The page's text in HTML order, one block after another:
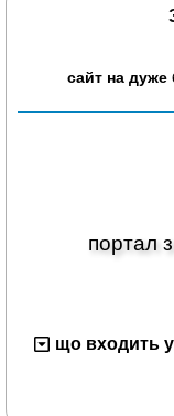
сайт на дуже
портал
що входить